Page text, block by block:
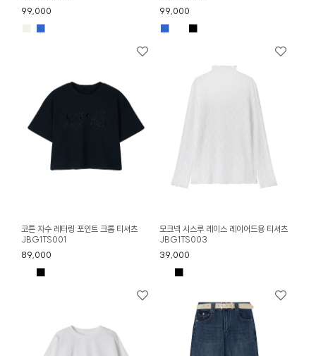
99,000
■
99,000
■ ■
코튼 자수 레터링 포인트 크롭 티셔츠
JBG1TS001
89,000
■
모크넥 시스루 레이스 레이어드용 티셔츠
JBG1TS003
39,000
■